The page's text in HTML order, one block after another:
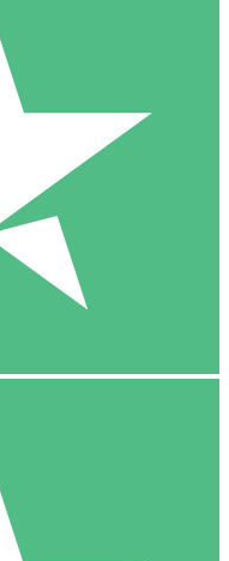
Individuali
Nessun impegno